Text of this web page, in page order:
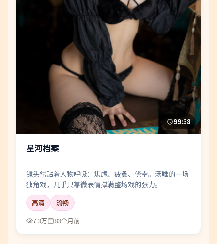
99:38
星河档案
镜头常贴着人物呼吸：焦虑、疲惫、侥幸。汤唯的一场
独角戏，几乎只靠微表情撑满整场戏的张力。
高清
流畅
7.3万
83个月前